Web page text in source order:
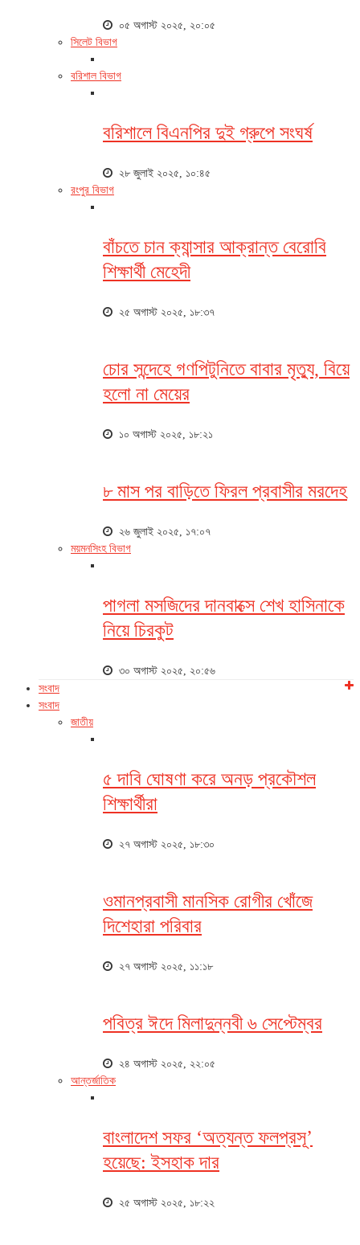
০৫ অগাস্ট ২০২৫, ২০:০৫
সিলেট বিভাগ
বরিশাল বিভাগ
বরিশালে বিএনপির দুই গ্রুপে সংঘর্ষ
২৮ জুলাই ২০২৫, ১০:৪৫
রংপুর বিভাগ
বাঁচতে চান ক্যান্সার আক্রান্ত বেরোবি
শিক্ষার্থী মেহেদী
২৫ অগাস্ট ২০২৫, ১৮:৩৭
চোর সন্দেহে গণপিটুনিতে বাবার মৃত্যু, বিয়ে
হলো না মেয়ের
১০ অগাস্ট ২০২৫, ১৮:২১
৮ মাস পর বাড়িতে ফিরল প্রবাসীর মরদেহ
২৬ জুলাই ২০২৫, ১৭:০৭
ময়মনসিংহ বিভাগ
পাগলা মসজিদের দানবাক্সে শেখ হাসিনাকে
নিয়ে চিরকুট
৩০ অগাস্ট ২০২৫, ২০:৫৬
সংবাদ
সংবাদ
জাতীয়
৫ দাবি ঘোষণা করে অনড় প্রকৌশল
শিক্ষার্থীরা
২৭ অগাস্ট ২০২৫, ১৮:৩০
ওমানপ্রবাসী মানসিক রোগীর খোঁজে
দিশেহারা পরিবার
২৭ অগাস্ট ২০২৫, ১১:১৮
পবিত্র ঈদে মিলাদুন্নবী ৬ সেপ্টেম্বর
২৪ অগাস্ট ২০২৫, ২২:০৫
আন্তর্জাতিক
বাংলাদেশ সফর ‘অত্যন্ত ফলপ্রসূ’
হয়েছে: ইসহাক দার
২৫ অগাস্ট ২০২৫, ১৮:২২